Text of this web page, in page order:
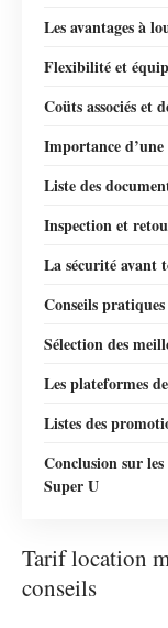
Les avantages à
Flexibilité et
Coüts associés et
Importance
Liste des
Inspection et
La sécurité avant
Conseils
Sélection des
Les plateformes
Listes des
Conclusion sur
Super U
Tarif location
conseils